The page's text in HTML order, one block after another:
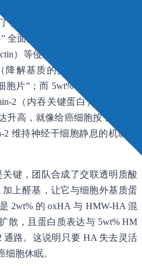
背后的信号通路：2wt% HMW-
全面激活 ——fascin-1（稳定 act
）等侵袭伪足相关蛋白上调 2-
降解基质的蛋白酶）也显著增
片”；而 5wt% HMW-HA 中，
2（内吞关键蛋白）、nicastrin
升高，就像给癌细胞按下 “休眠
维持神经干细胞静息的机制如
键，团队合成了交联透明质酸
上醛基，让它与细胞外基质蛋
2wt% 的 oxHA 与 HMW-HA 混
散，且蛋白质表达与 5wt% HM
通路。这说明只要 HA 失去灵活
胞休眠。